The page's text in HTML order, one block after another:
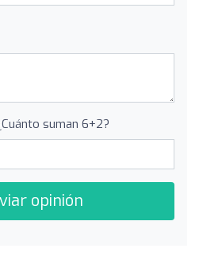
suman 6+2?
opinión